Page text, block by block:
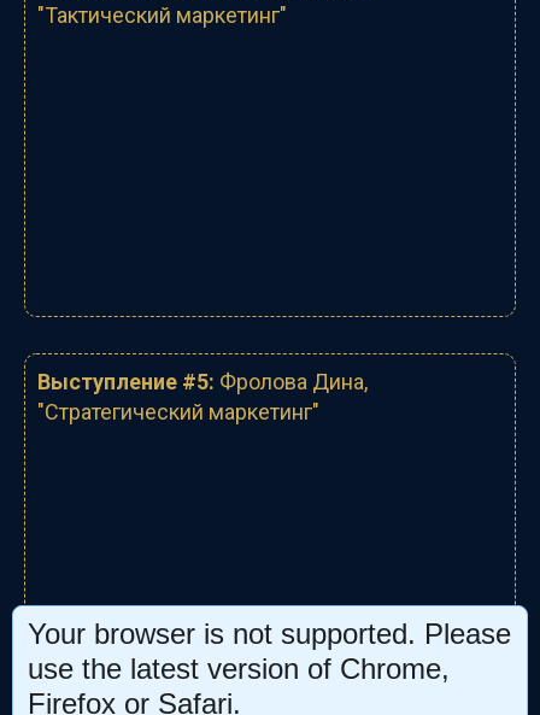
"Тактический маркетинг"
Выступление #5: Фролова Дина,
"Стратегический маркетинг"
Your browser is not supported. Please
use the latest version of Chrome,
Firefox or Safari.